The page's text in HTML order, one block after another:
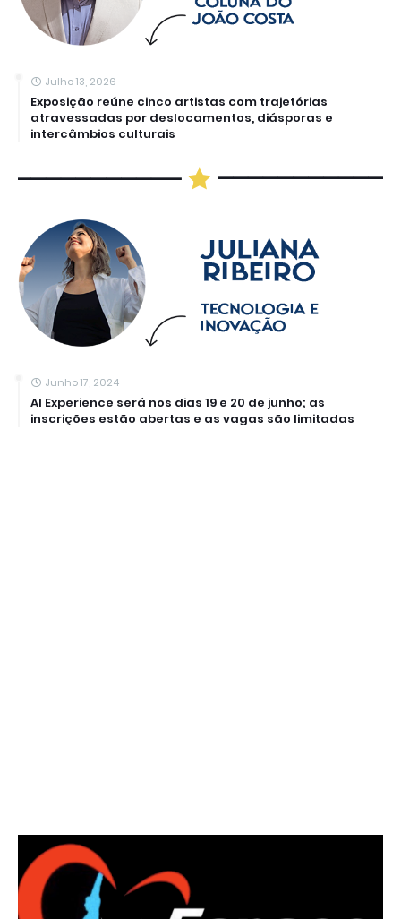
Julho 13, 2026
Exposição reúne cinco artistas com trajetórias
atravessadas por deslocamentos, diásporas e
intercâmbios culturais
Junho 17, 2024
AI Experience será nos dias 19 e 20 de junho; as
inscrições estão abertas e as vagas são limitadas